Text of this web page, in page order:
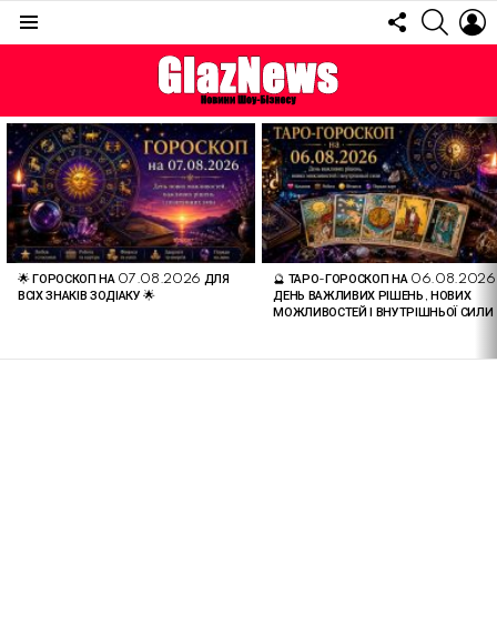
FOLLOW
US
ОСТАННІ
СТАТТІ
🌟 ГОРОСКОП НА 07.08.2026 ДЛЯ
ВСІХ ЗНАКІВ ЗОДІАКУ 🌟
🔮 ТАРО-ГОРОСКОП НА
ДЕНЬ ВАЖЛИВИХ РІШЕНЬ, НОВИХ
МОЖЛИВОСТЕЙ І ВНУТРІШНЬОЇ СИЛИ